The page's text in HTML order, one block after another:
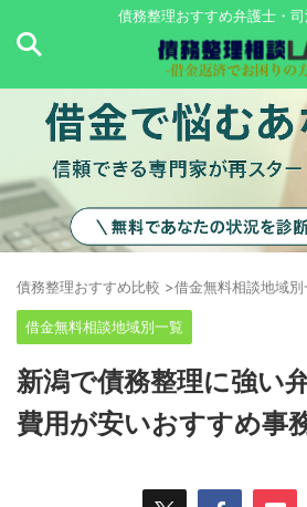
債務整理おすすめ弁護士・
債務整理おすすめ比較 >借金無料相談地域別
借金無料相談地域別一覧
新潟で債務整理に強い
費用が安いおすすめ事